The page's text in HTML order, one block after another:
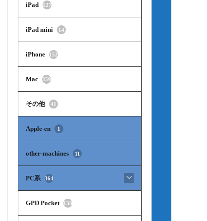
iPad 127
iPad mini 14
iPhone 152
Mac 359
その他 41
Apple-en 1
other-machines 11
PC系 364
GPD Pocket 138